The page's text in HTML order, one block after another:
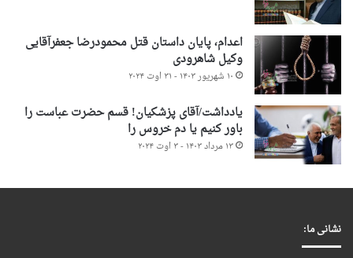
اعدام، پایان داستان قتل محمودرضا جعفرآقایی
وکیل شاهرودی
۱۰ شهریور ۱۴۰۳ - ۳۱ اوت ۲۰۲۴
یادداشت/آقای پزشکیان! قسم حضرت عباست را
باور کنیم یا دم خروس را
۱۳ مرداد ۱۴۰۳ - ۳ اوت ۲۰۲۴
نشانی ما: